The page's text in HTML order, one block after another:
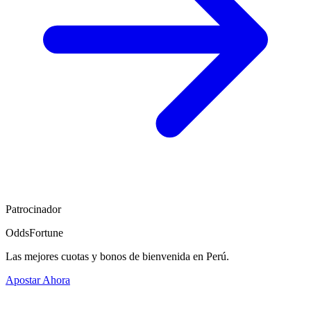
Patrocinador
OddsFortune
Las mejores cuotas y bonos de bienvenida en Perú.
Apostar Ahora